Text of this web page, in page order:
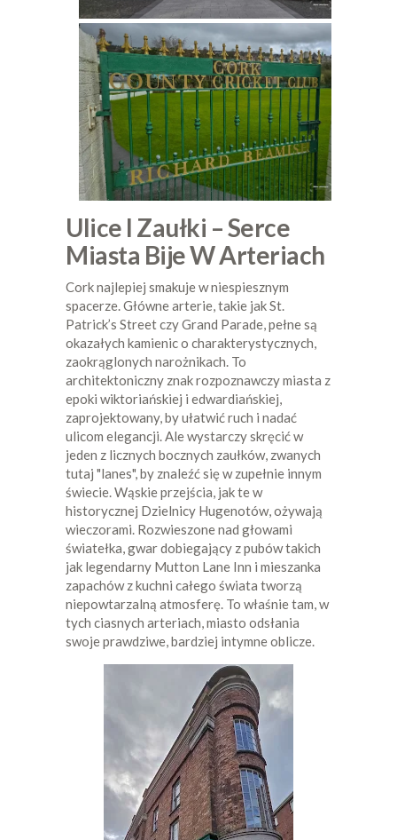
Ulice I Zaułki – Serce
Miasta Bije W Arteriach
Cork najlepiej smakuje w niespiesznym
spacerze. Główne arterie, takie jak St.
Patrick’s Street czy Grand Parade, pełne są
okazałych kamienic o charakterystycznych,
zaokrąglonych narożnikach. To
architektoniczny znak rozpoznawczy miasta z
epoki wiktoriańskiej i edwardiańskiej,
zaprojektowany, by ułatwić ruch i nadać
ulicom elegancji. Ale wystarczy skręcić w
jeden z licznych bocznych zaułków, zwanych
tutaj "lanes", by znaleźć się w zupełnie innym
świecie. Wąskie przejścia, jak te w
historycznej Dzielnicy Hugenotów, ożywają
wieczorami. Rozwieszone nad głowami
światełka, gwar dobiegający z pubów takich
jak legendarny Mutton Lane Inn i mieszanka
zapachów z kuchni całego świata tworzą
niepowtarzalną atmosferę. To właśnie tam, w
tych ciasnych arteriach, miasto odsłania
swoje prawdziwe, bardziej intymne oblicze.